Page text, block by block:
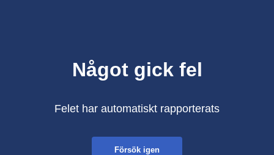
Något gick fel
Felet har automatiskt rapporterats
Försök igen